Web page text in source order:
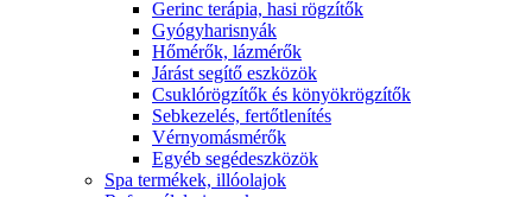
Gerinc terápia, hasi rögzítők
Gyógyharisnyák
Hőmérők, lázmérők
Járást segítő eszközök
Csuklórögzítők és könyökrögzítők
Sebkezelés, fertőtlenítés
Vérnyomásmérők
Egyéb segédeszközök
Spa termékek, illóolajok